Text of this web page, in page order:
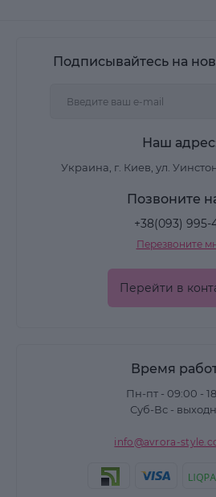
Подписывайтесь на
Наш
Украина, г. Киев, ул.
Позвоните
+38(093) 995-
Перезвоните
Перейти в
Время
Пн-пт - 09:00 -
Суб-Вс -
info@avrora-